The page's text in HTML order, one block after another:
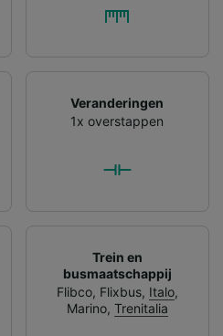
Veranderingen
1x overstappen
Trein en
busmaatschappij
Flibco, Flixbus, Italo,
Marino, Trenitalia